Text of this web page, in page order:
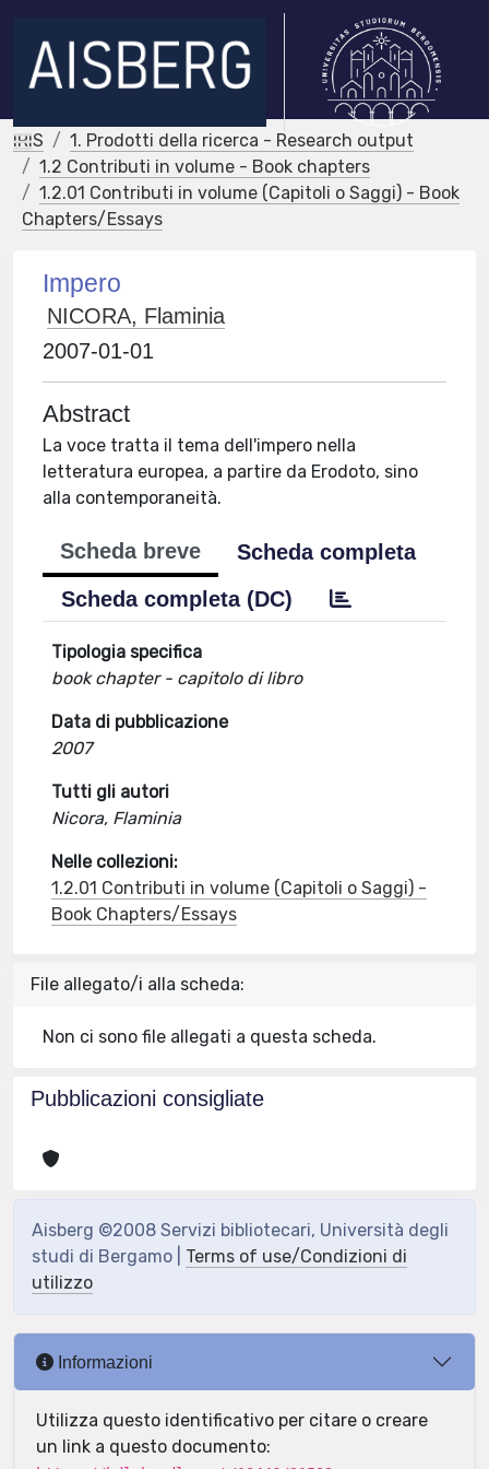
IRIS
1. Prodotti della ricerca - Research output
1.2 Contributi in volume - Book chapters
1.2.01 Contributi in volume (Capitoli o Saggi) - Book
Chapters/Essays
Impero
NICORA, Flaminia
2007-01-01
Abstract
La voce tratta il tema dell'impero nella
letteratura europea, a partire da Erodoto, sino
alla contemporaneità.
Scheda breve
Scheda completa
Scheda completa (DC)
Tipologia specifica
book chapter - capitolo di libro
Data di pubblicazione
2007
Tutti gli autori
Nicora, Flaminia
Nelle collezioni:
1.2.01 Contributi in volume (Capitoli o Saggi) -
Book Chapters/Essays
File allegato/i alla scheda:
Non ci sono file allegati a questa scheda.
Pubblicazioni consigliate
Aisberg ©2008 Servizi bibliotecari, Università degli
studi di Bergamo | Terms of use/Condizioni di
utilizzo
Informazioni
Utilizza questo identificativo per citare o creare
un link a questo documento: